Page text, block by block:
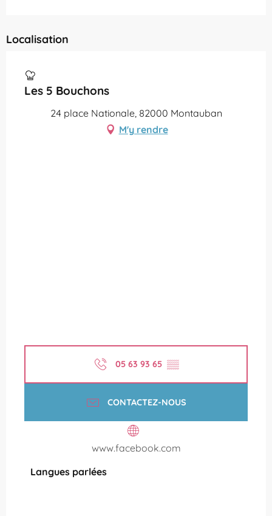
Localisation
Les 5 Bouchons
24 place Nationale, 82000 Montauban
M'y rendre
05 63 93 65 ▒▒
CONTACTEZ-NOUS
www.facebook.com
Langues parlées
Langues parlées